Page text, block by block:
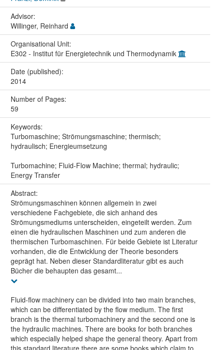
Advisor:
Willinger, Reinhard
Organisational Unit:
E302 - Institut für Energietechnik und Thermodynamik
Date (published):
2014
Number of Pages:
59
Keywords:
Turbomaschine; Strömungsmaschine; thermisch;
hydraulisch; Energieumsetzung
Turbomachine; Fluid-Flow Machine; thermal; hydraulic;
Energy Transfer
Abstract:
Strömungsmaschinen können allgemein in zwei
verschiedene Fachgebiete, die sich anhand des
Strömungsmediums unterscheiden, eingeteilt werden. Zum
einen die hydraulischen Maschinen und zum anderen die
thermischen Turbomaschinen. Für beide Gebiete ist Literatur
vorhanden, die die Entwicklung der Theorie besonders
geprägt hat. Neben dieser Standardliteratur gibt es auch
Bücher die behaupten das gesamt...
Fluid-flow machinery can be divided into two main branches,
which can be differentiated by the flow medium. The first
branch is the thermal turbomachinery and the second one is
the hydraulic machines. There are books for both branches
which especially helped shape the general theory. Apart from
this standard literature there are some books which claim to